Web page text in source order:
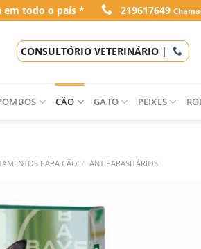
em todo o país * 219617649
CONSULTÓRIO VETERINÁRIO |
CÃO GATO PEIXES
PARA CÃO / ANTIPARASITÁRIOS